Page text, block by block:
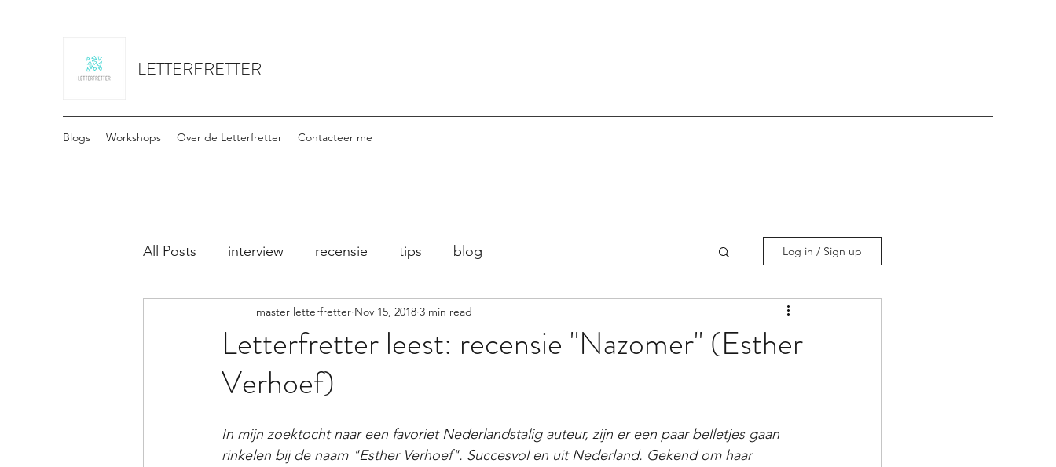
LETTERFRETTER
Blogs Workshops Over de Letterfretter Contacteer me
All Posts interview recensie tips blog Log in / Sign up
Letterfretter leest: recensie "Nazomer" (Esther
Verhoef)
master letterfretter Nov 15, 2018 3 min read
In mijn zoektocht naar een favoriet Nederlandstalig auteur, zijn er een paar belletjes gaan
rinkelen bij de naam "Esther Verhoef". Succesvol en uit Nederland. Gekend om haar